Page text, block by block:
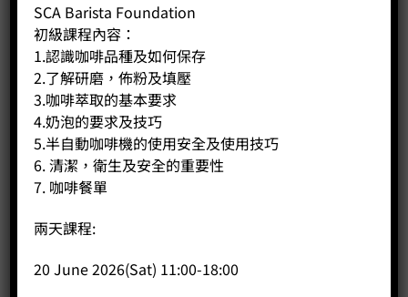
SCA Barista Foundation
初級課程內容：
1.認識咖啡品種及如何保存
2.了解研磨，佈粉及填壓
3.咖啡萃取的基本要求
4.奶泡的要求及技巧
5.半自動咖啡機的使用安全及使用技巧
6. 清潔，衛生及安全的重要性
7. 咖啡餐單
兩天課程:
20 June 2026(Sat) 11:00-18:00